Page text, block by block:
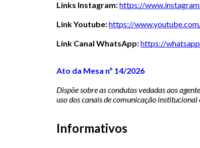
Links Instagram:https://
Link Youtube:https://
Link Canal WhatsApp:https://
Ato da Mesa nº 14/2026
Dispõe sobre as condutas vedadas aos
uso dos canais de comunicação
Informativos